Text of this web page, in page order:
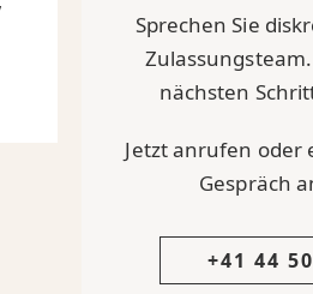
Sprechen Sie
nächsten
Jetzt anrufen oder
Gespräch
+41 44